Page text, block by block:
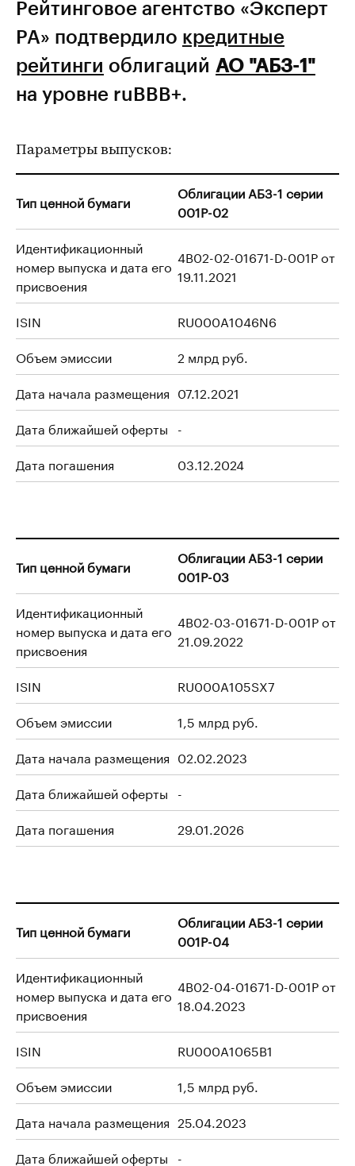
Рейтинговое агентство «Эксперт
РА» подтвердило кредитные
рейтинги облигаций АО "АБЗ-1"
на уровне ruBBB+.
Параметры выпусков:
Тип ценной бумаги
Облигации АБЗ-1 серии
001Р-02
Идентификационный
номер выпуска и дата его
присвоения
4B02-02-01671-D-001P от
19.11.2021
ISIN
RU000A1046N6
Объем эмиссии
2 млрд руб.
Дата начала размещения 07.12.2021
Дата ближайшей оферты -
Дата погашения
03.12.2024
Тип ценной бумаги
Облигации АБЗ-1 серии
001Р-03
Идентификационный
номер выпуска и дата его
присвоения
4B02-03-01671-D-001P от
21.09.2022
ISIN
RU000A105SX7
Объем эмиссии
1,5 млрд руб.
Дата начала размещения 02.02.2023
Дата ближайшей оферты -
Дата погашения
29.01.2026
Тип ценной бумаги
Облигации АБЗ-1 серии
001Р-04
Идентификационный
номер выпуска и дата его
присвоения
4B02-04-01671-D-001P от
18.04.2023
ISIN
RU000A1065B1
Объем эмиссии
1,5 млрд руб.
Дата начала размещения 25.04.2023
Дата ближайшей оферты -